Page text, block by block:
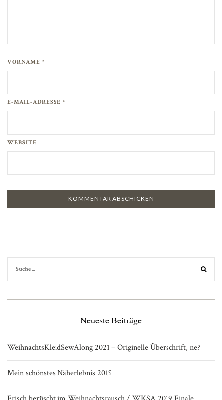
VORNAME *
E-MAIL-ADRESSE *
WEBSITE
Neueste Beiträge
WeihnachtsKleidSewAlong 2021 – Originelle Überschrift, ne?
Mein schönstes Näherlebnis 2019